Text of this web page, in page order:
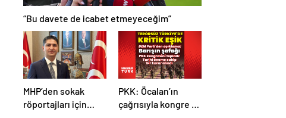
“Bu davete de icabet etmeyeceğim”
MHP’den sokak
röportajları için
PKK: Öcalan’ın
çağrısıyla kongre 5-